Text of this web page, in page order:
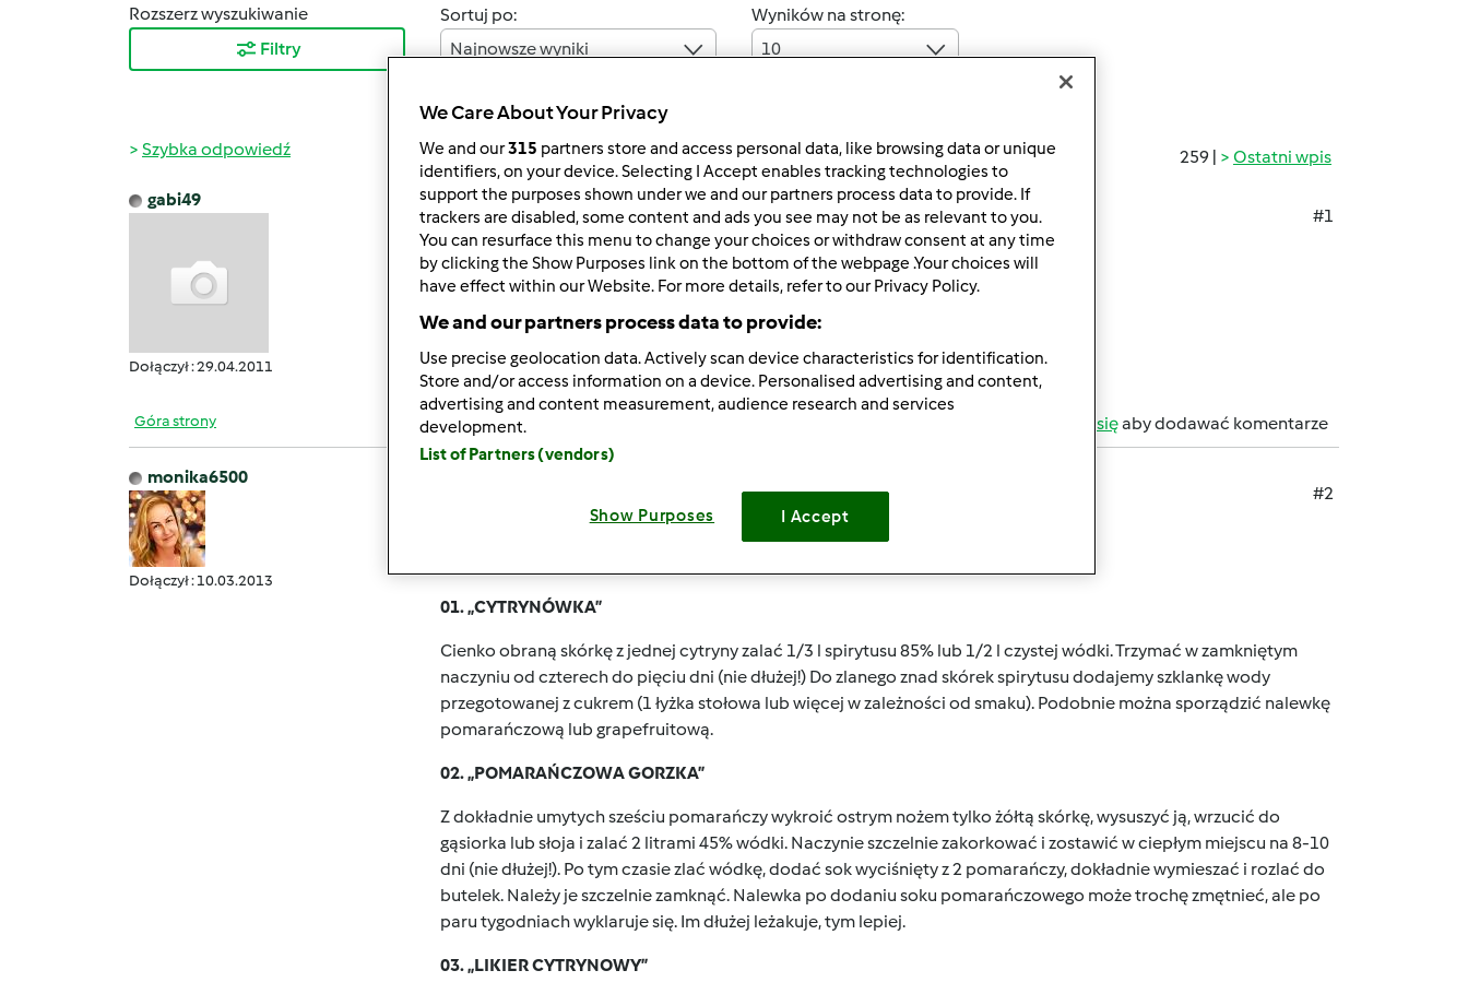
Rozszerz wyszukiwanie
Filtry
Sortuj po:
Najnowsze wyniki
Wyników na stronę:
10
259 | Ostatni wpis
Szybka odpowiedź
gabi49
Dołączył : 29.04.2011
wt., 09/03/2013 - 09:25
#1
veroniczko, Marzenko, przepisy skopiowane. Teraz tylko robić.
Dziękuję.
Góra strony zarejestruj sięaby dodawać komentarze
monika6500
Dołączył : 10.03.2013
#2
Może komuś się przydadzą takie o to przepisiki
01. „CYTRYNÓWKA”
Cienko obraną skórkę z jednej cytryny zalać 1/3 l spirytusu 85% lub 1/2 l czystej wódki. Trzymać w zamkniętym
naczyniu od czterech do pięciu dni (nie dłużej!) Do zlanego znad skórek spirytusu dodajemy szklankę wody
przegotowanej z cukrem (1 łyżka stołowa lub więcej w zależności od smaku). Podobnie można sporządzić nalewkę
pomarańczową lub grapefruitową.
02. „POMARAŃCZOWA GORZKA”
Z dokładnie umytych sześciu pomarańczy wykroić ostrym nożem tylko żółtą skórkę, wysuszyć ją, wrzucić do
gąsiorka lub słoja i zalać 2 litrami 45% wódki. Naczynie szczelnie zakorkować i zostawić w ciepłym miejscu na 8-10
dni (nie dłużej!). Po tym czasie zlać wódkę, dodać sok wyciśnięty z 2 pomarańczy, dokładnie wymieszać i rozlać do
butelek. Należy je szczelnie zamknąć. Nalewka po dodaniu soku pomarańczowego może trochę zmętnieć, ale po
paru tygodniach wyklaruje się. Im dłużej leżakuje, tym lepiej.
03. „LIKIER CYTRYNOWY”
We Care About Your Privacy
We and our315 partners store and access personal data, like browsing data or unique
identifiers, on your device. Selecting I Accept enables tracking technologies to
support the purposes shown under we and our partners process data to provide. If
trackers are disabled, some content and ads you see may not be as relevant to you.
You can resurface this menu to change your choices or withdraw consent at any time
by clicking the Show Purposes link on the bottom of the webpage .Your choices will
have effect within our Website. For more details, refer to our Privacy Policy.
We and our partners process data to provide:
Use precise geolocation data. Actively scan device characteristics for identification.
Store and/or access information on a device. Personalised advertising and content,
advertising and content measurement, audience research and services
development.
List of Partners (vendors)
Show Purposes I Accept